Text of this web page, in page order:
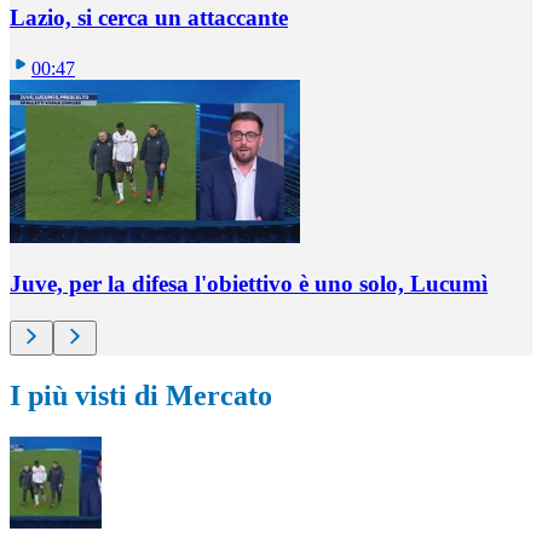
Lazio, si cerca un attaccante
00:47
Juve, per la difesa l'obiettivo è uno solo, Lucumì
I più visti di Mercato